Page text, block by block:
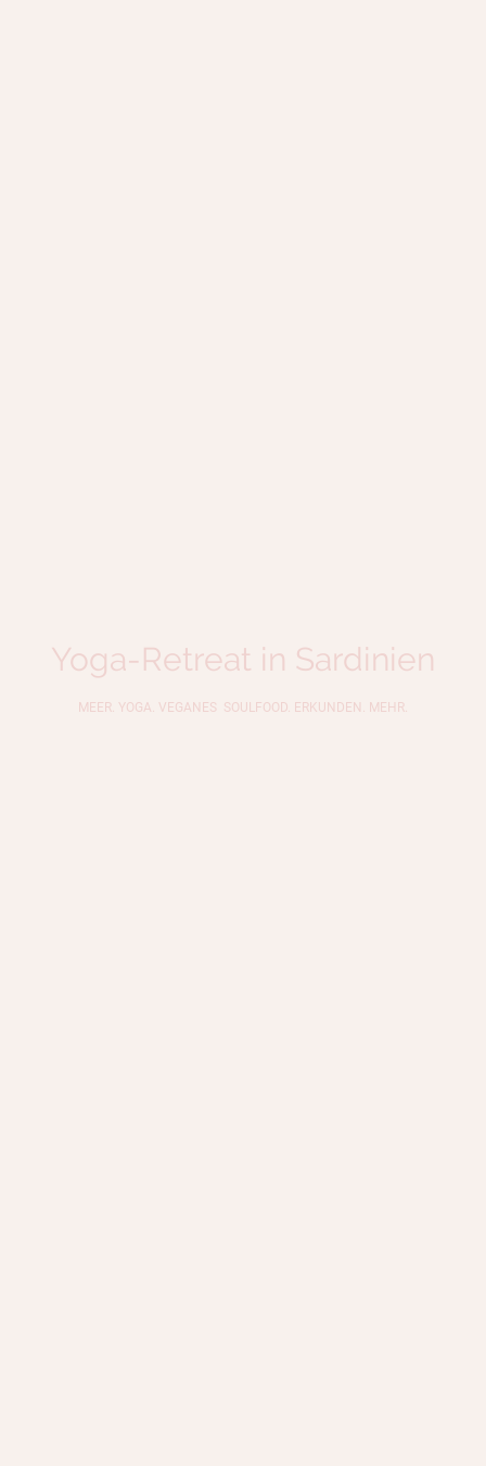
Yoga-Retreat in Sardinien
MEER. YOGA. VEGANES SOULFOOD. ERKUNDEN. MEHR.